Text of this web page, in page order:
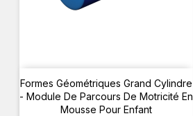
Formes Géométriques Grand Cylindre
- Module De Parcours De Motricité En
Mousse Pour Enfant